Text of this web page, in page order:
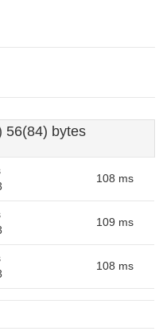
56(84) bytes
108 ms
109 ms
108 ms